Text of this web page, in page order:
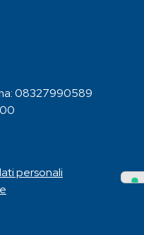
08327990589
personali